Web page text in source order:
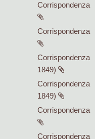
Corrispondenza
Corrispondenza
Corrispondenza
1849)
Corrispondenza
1849)
Corrispondenza
Corrispondenza